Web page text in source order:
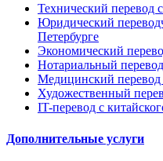
Технический перевод
Юридический
Петербурге
Экономический
Нотариальный
Медицинский перевод
Художественный
IT-перевод с
Дополнительные услуги